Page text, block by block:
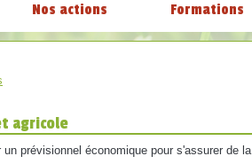
Nos actions Formations
agricole
un prévisionnel économique pour s'assurer de